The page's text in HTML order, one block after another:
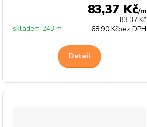
83,37 Kč
83,37 Kč/m
68,90 Kčbez DPH
skladem 243 m
Detail